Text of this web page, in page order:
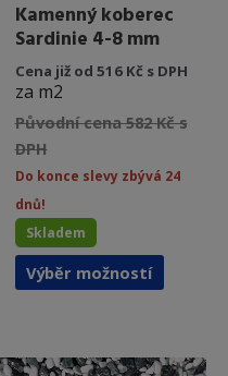
Kamenný koberec
Sardinie 4-8 mm
Cena již od 516 Kč s DPH
za m2
Původní cena 582 Kč s
DPH
Do konce slevy zbývá 24
dnů!
Skladem
Výběr možností
Tento
produkt
variant.